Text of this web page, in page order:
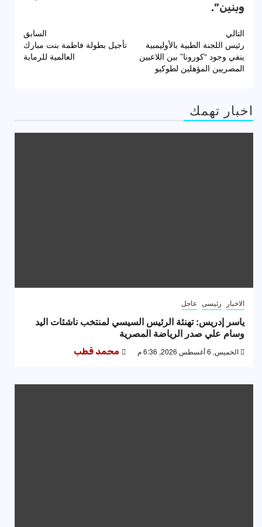
وبنين”.
تصفّح
المقالات
السابق
تأجيل بطولة فاطمة بنت مبارك
العالمية للرماية
التالي
رئيس اللجنة الطبية بالأوليمبية
ينفي وجود “كورونا” بين اللاعبين
المصريين المؤهلين لطوكيو
اخبار تهمك
الاخبار رئيسى عاجل
ياسر إدريس: تهنئة الرئيس السيسي لمنتخب ناشئات اليد
وسام علي صدر الرياضة المصرية
الخميس, 6 أغسطس 2026, 6:36 م محمد قطب